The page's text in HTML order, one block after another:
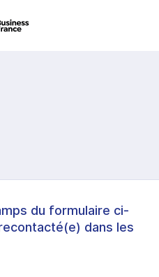
du formulaire ci-
dans les